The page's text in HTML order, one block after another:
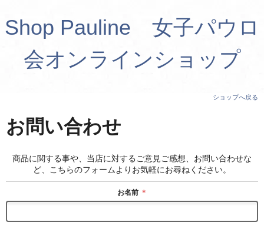
Shop Pauline 女子パウロ
会オンラインショップ
ショップへ戻る
お問い合わせ
商品に関する事や、当店に対するご意見ご感想、お問い合わせな
ど、こちらのフォームよりお気軽にお尋ねください。
お名前 ＊